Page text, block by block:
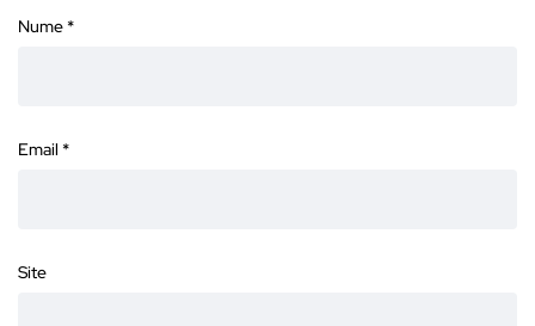
Nume *
Email *
Site